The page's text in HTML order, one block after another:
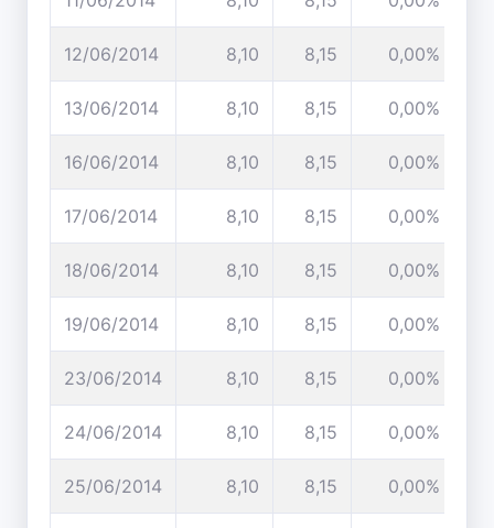
12/06/2014 8,10 8,15 0,00%
13/06/2014 8,10 8,15 0,00%
16/06/2014 8,10 8,15 0,00%
17/06/2014 8,10 8,15 0,00%
18/06/2014 8,10 8,15 0,00%
19/06/2014 8,10 8,15 0,00%
23/06/2014 8,10 8,15 0,00%
24/06/2014 8,10 8,15 0,00%
25/06/2014 8,10 8,15 0,00%